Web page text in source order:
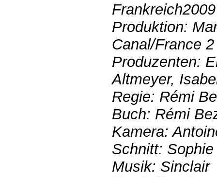
Frankreich2009
Produktion:
Canal/France
Produzenten:
Altmeyer,
Regie: Rémi
Buch: Rémi
Kamera:
Schnitt:
Musik: Sinclair